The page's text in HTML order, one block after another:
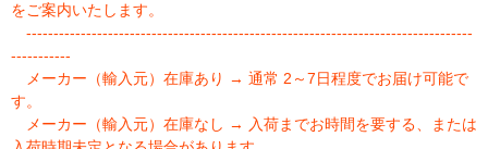
をご案内いたします。
----------------------------------------------------------------------------------
-----------
メーカー（輸入元）在庫あり → 通常 2～7日程度でお届け可能で
す。
メーカー（輸入元）在庫なし → 入荷までお時間を要する、または